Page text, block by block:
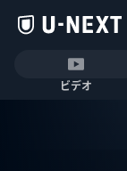
ビデオ